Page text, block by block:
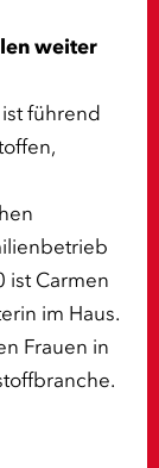
weiter
führend
ist Carmen
im Haus.
Frauen in